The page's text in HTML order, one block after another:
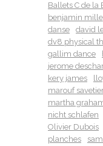
Ballets C de la
benjamin
danse
david
dv8 physical
gallim dance
jerome
kery james
marouf
martha
nicht schlafen
Olivier Dubois
planches